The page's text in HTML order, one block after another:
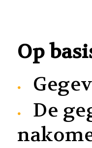
Op
De